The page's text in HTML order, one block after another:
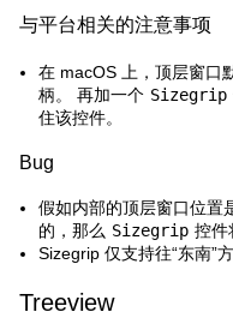
与平台相关的注意事项
在 macOS 上，顶层窗口
柄。 再加一个 Sizegrip
住该控件。
Bug
假如内部的顶层窗口位置
的，那么 Sizegrip 控件
Sizegrip 仅支持往“东南”
Treeview